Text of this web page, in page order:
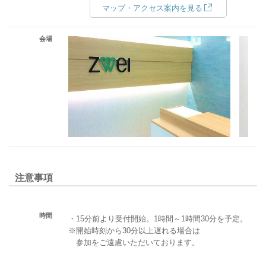
マップ・アクセス案内を見る
会場
注意事項
時間
・15分前より受付開始。1時間～1時間30分を予定。
※開始時刻から30分以上遅れる場合は
参加をご遠慮いただいております。